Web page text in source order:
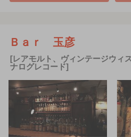
Ｂａｒ 玉彦
[レアモルト、ヴィンテージウィ
ナログレコード]